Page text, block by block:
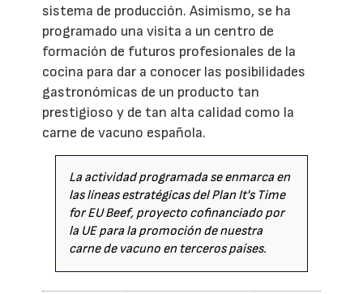
sistema de producción. Asimismo, se ha
programado una visita a un centro de
formación de futuros profesionales de la
cocina para dar a conocer las posibilidades
gastronómicas de un producto tan
prestigioso y de tan alta calidad como la
carne de vacuno española.
La actividad programada se enmarca en
las líneas estratégicas del Plan It's Time
for EU Beef, proyecto cofinanciado por
la UE para la promoción de nuestra
carne de vacuno en terceros países.